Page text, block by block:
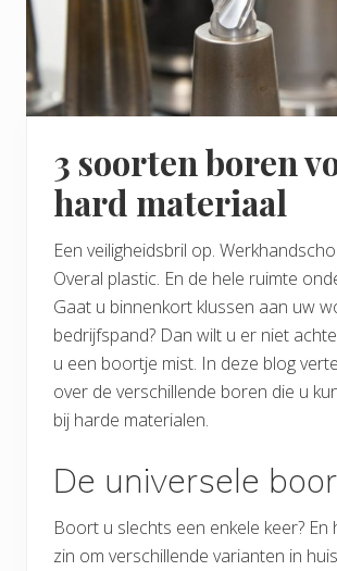
3 soorten boren
hard materiaal
Een veiligheidsbril op.
Overal plastic. En de hele ruimte
Gaat u binnenkort klussen aan uw
bedrijfspand? Dan wilt u er niet
u een boortje mist. In deze blog
over de verschillende boren die u
bij harde materialen.
De universele boor
Boort u slechts een enkele keer? En
zin om verschillende varianten in